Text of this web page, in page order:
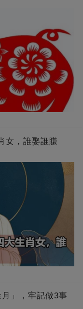
女，誰娶誰賺
」，牢記做3事